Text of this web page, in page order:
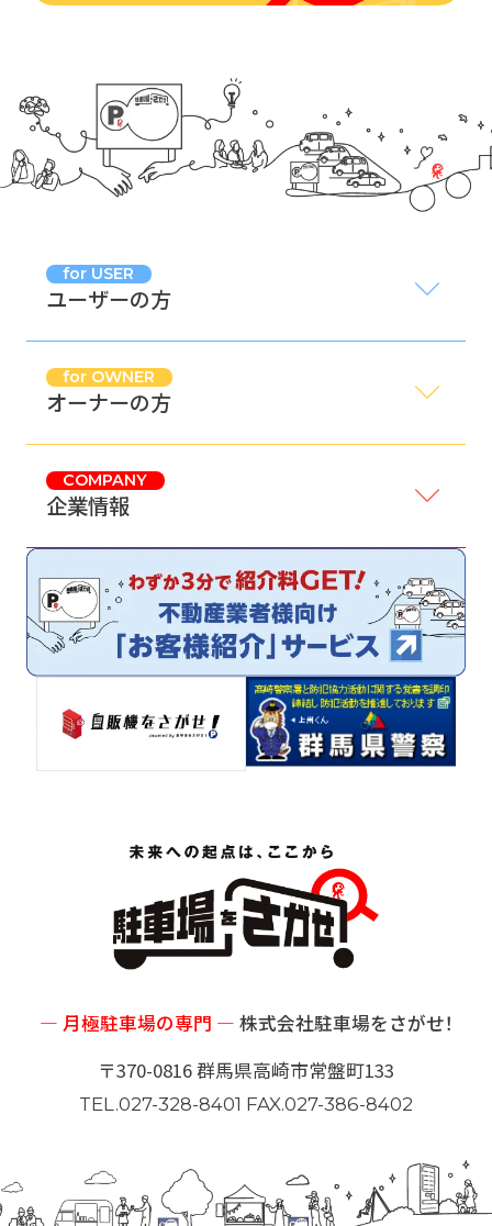
for USER
ユーザーの方
for OWNER
オーナーの方
COMPANY
企業情報
サイトマップ
プライバシーポリシー
― 月極駐車場の専門 ― 株式会社駐車場をさがせ！
〒370-0816 群馬県高崎市常盤町133
TEL.027-328-8401 FAX.027-386-8402